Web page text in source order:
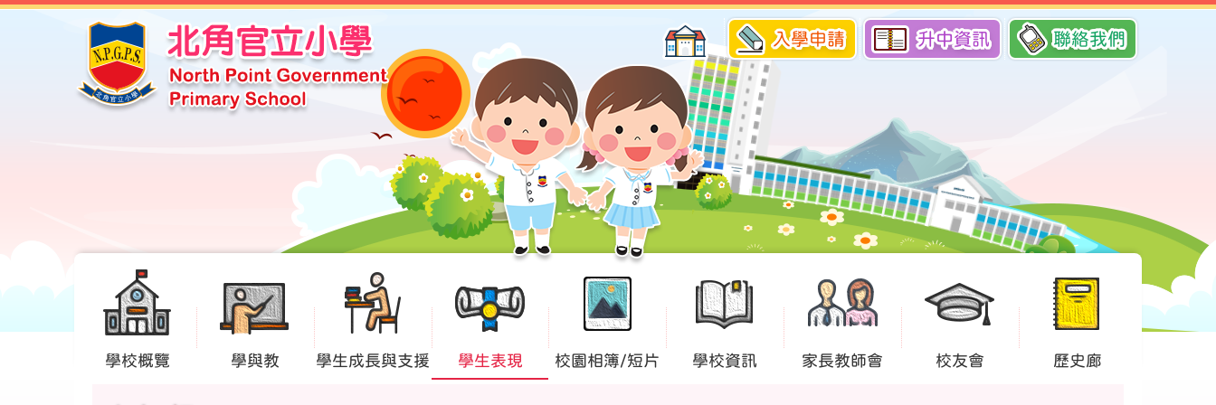
入學申請 升中資訊 聯絡我們
學校概覽 學與教 學生成長與支援 學生表現 校園相簿/短片 學校資訊 家長教師會 校友會 歷史廊